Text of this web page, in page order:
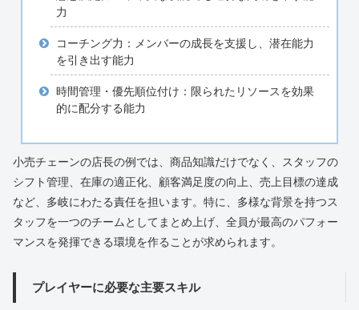
力
コーチング力：メンバーの成長を支援し、潜在能力
を引き出す能力
時間管理・優先順位付け：限られたリソースを効果
的に配分する能力
小売チェーンの店長の例では、商品知識だけでなく、スタッフの
シフト管理、在庫の適正化、顧客満足度の向上、売上目標の達成
など、多岐にわたる責任を担います。特に、多様な背景を持つス
タッフを一つのチームとしてまとめ上げ、全員が最高のパフォー
マンスを発揮できる環境を作ることが求められます。
プレイヤーに必要な主要スキル